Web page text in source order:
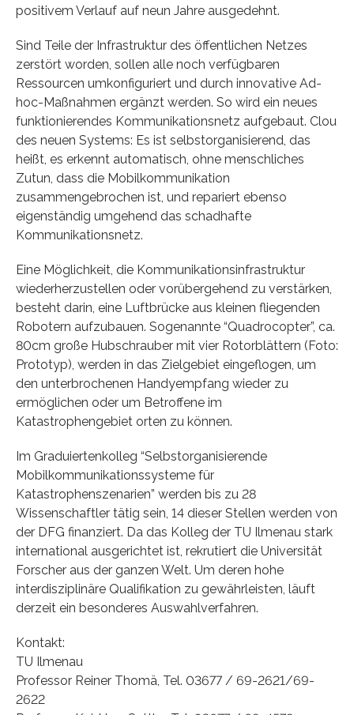
positivem Verlauf auf neun Jahre ausgedehnt.
Sind Teile der Infrastruktur des öffentlichen Netzes
zerstört worden, sollen alle noch verfügbaren
Ressourcen umkonfiguriert und durch innovative Ad-
hoc-Maßnahmen ergänzt werden. So wird ein neues
funktionierendes Kommunikationsnetz aufgebaut. Clou
des neuen Systems: Es ist selbstorganisierend, das
heißt, es erkennt automatisch, ohne menschliches
Zutun, dass die Mobilkommunikation
zusammengebrochen ist, und repariert ebenso
eigenständig umgehend das schadhafte
Kommunikationsnetz.
Eine Möglichkeit, die Kommunikationsinfrastruktur
wiederherzustellen oder vorübergehend zu verstärken,
besteht darin, eine Luftbrücke aus kleinen fliegenden
Robotern aufzubauen. Sogenannte “Quadrocopter”, ca.
80cm große Hubschrauber mit vier Rotorblättern (Foto:
Prototyp), werden in das Zielgebiet eingeflogen, um
den unterbrochenen Handyempfang wieder zu
ermöglichen oder um Betroffene im
Katastrophengebiet orten zu können.
Im Graduiertenkolleg “Selbstorganisierende
Mobilkommunikationssysteme für
Katastrophenszenarien” werden bis zu 28
Wissenschaftler tätig sein, 14 dieser Stellen werden von
der DFG finanziert. Da das Kolleg der TU Ilmenau stark
international ausgerichtet ist, rekrutiert die Universität
Forscher aus der ganzen Welt. Um deren hohe
interdisziplinäre Qualifikation zu gewährleisten, läuft
derzeit ein besonderes Auswahlverfahren.
Kontakt:
TU Ilmenau
Professor Reiner Thomä, Tel. 03677 / 69-2621/69-
2622